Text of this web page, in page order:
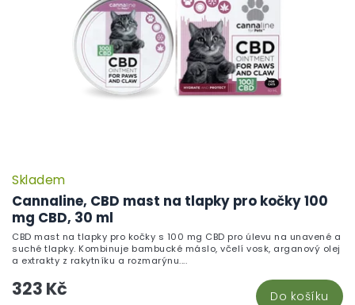
Cannaline, CBD mast na tlapky pro kočky 100
mg CBD, 30 ml
Skladem
323 Kč Do košíku
CBD mast na tlapky pro kočky s 100 mg CBD pro úlevu na unavené a
suché tlapky. Kombinuje bambucké máslo, včelí vosk, arganový olej
a extrakty z rakytníku a rozmarýnu....